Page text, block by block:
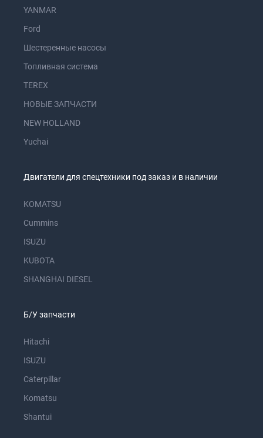
YANMAR
Ford
Шестеренные насосы
Топливная система
TEREX
НОВЫЕ ЗАПЧАСТИ
NEW HOLLAND
Yuchai
Двигатели для спецтехники под заказ и в наличии
KOMATSU
Cummins
ISUZU
KUBOTA
SHANGHAI DIESEL
Б/У запчасти
Hitachi
ISUZU
Caterpillar
Komatsu
Shantui